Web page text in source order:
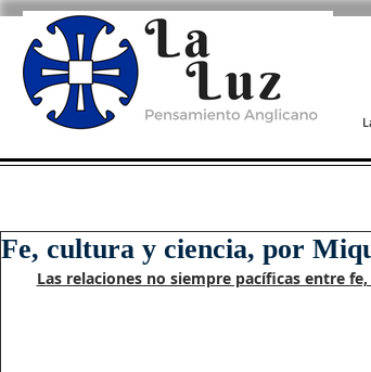
Fe, cultura y ciencia, por
Las relaciones no siempre pacíficas entre